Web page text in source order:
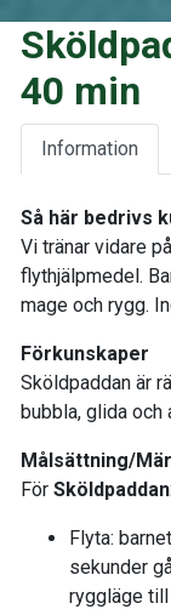
40 min
Information
Så här bedrivs
Vi tränar vidare
flythjälpmedel.
mage och rygg.
Förkunskaper
Sköldpaddan är
bubbla, glida och
Målsättning/
För Sköldpaddan
Flyta:
sekunder
ryggläge till